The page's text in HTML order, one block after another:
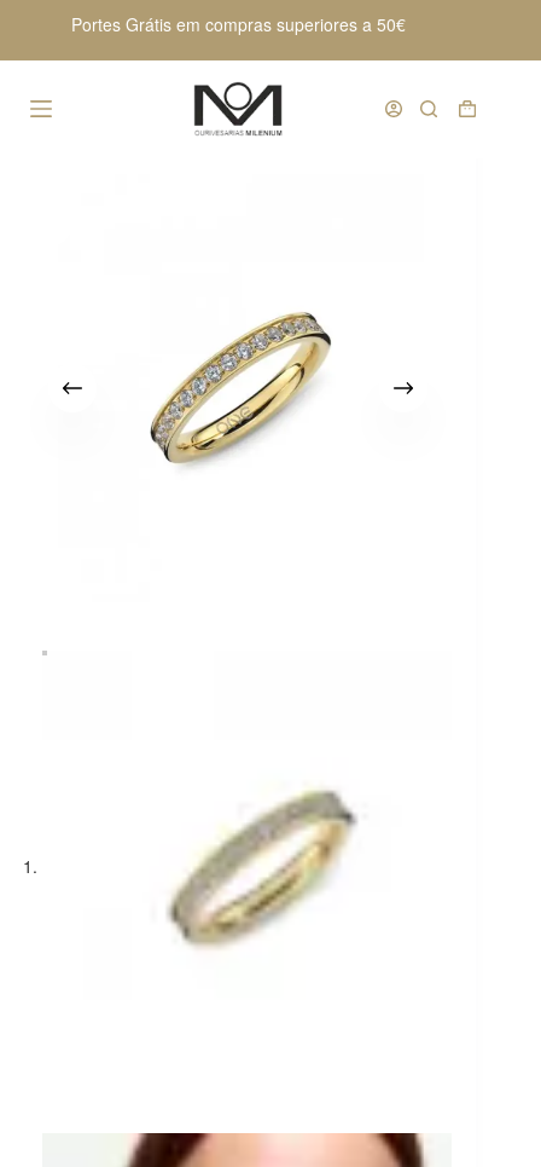
o
Portes Grátis em compras superiores a 50€
Carrinho